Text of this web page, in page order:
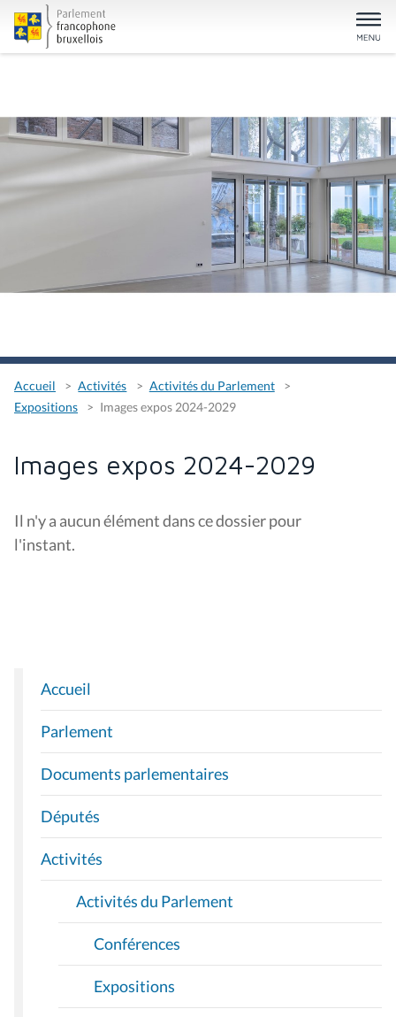
Accueil Activités
Activités du Parlement
Expositions
Images expos 2024-2029
Images expos 2024-2029
Il n'y a aucun élément dans ce dossier pour
l'instant.
N
A
V
I
G
A
T
I
O
Accueil
Parlement
Documents parlementaires
Députés
Activités
Activités du Parlement
Conférences
Expositions